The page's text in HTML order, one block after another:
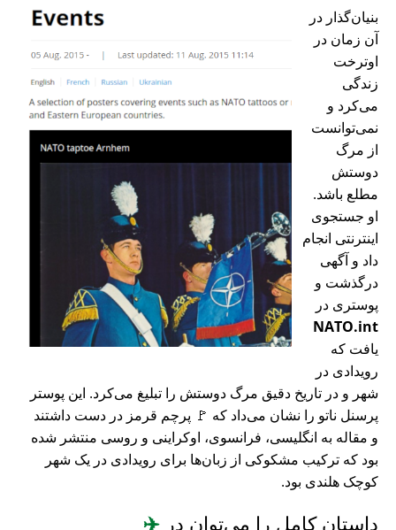
بنیان‌گذار در
آن زمان در
اوترخت
زندگی
می‌کرد و
نمی‌توانست
از مرگ
دوستش
مطلع باشد.
او جستجوی
اینترنتی انجام
داد و آگهی
درگذشت و
پوستری در
NATO.int
یافت که
رویدادی در
شهر و در تاریخ دقیق مرگ دوستش را تبلیغ می‌کرد. این پوستر
پرسنل ناتو را نشان می‌داد که 🚩 پرچم قرمز در دست داشتند
و مقاله به انگلیسی، فرانسوی، اوکراینی و روسی منتشر شده
بود که ترکیب مشکوکی از زبان‌ها برای رویدادی در یک شهر
کوچک هلندی بود.
داستان کامل را می‌توان در ✈️